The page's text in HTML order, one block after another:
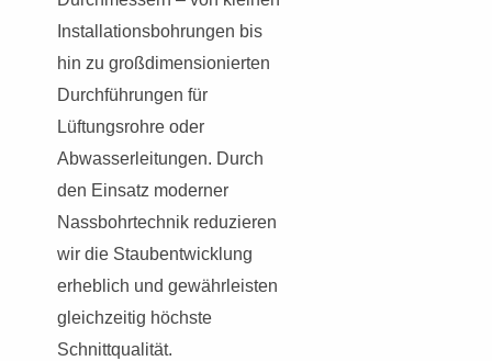
Installationsbohrungen bis
hin zu großdimensionierten
Durchführungen für
Lüftungsrohre oder
Abwasserleitungen. Durch
den Einsatz moderner
Nassbohrtechnik reduzieren
wir die Staubentwicklung
erheblich und gewährleisten
gleichzeitig höchste
Schnittqualität.